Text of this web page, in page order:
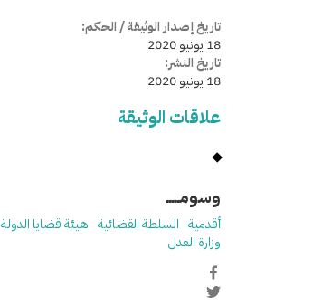
تاريخ إصدار الوثيقة / الحكم:
18 يونيو 2020
تاريخ النشر:
18 يونيو 2020
علاقات الوثيقة
وسومـــــ
أقدمية السلطة القضائية هيئة قضايا الدولة
وزارة العدل